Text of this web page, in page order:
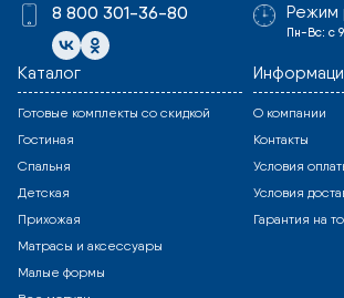
8 800 301-36-80 Режим
Пн-Вс: с
Каталог
Готовые комплекты со скидкой
Гостиная
Спальня
Детская
Прихожая
Матрасы и аксессуары
Малые формы
О компании
Контакты
Условия
Условия
Гарантия на